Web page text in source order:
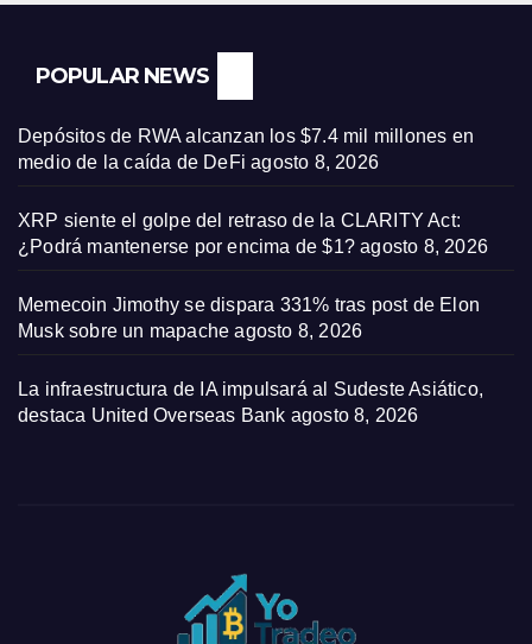
POPULAR NEWS
Depósitos de RWA alcanzan los $7.4 mil millones en
medio de la caída de DeFi agosto 8, 2026
XRP siente el golpe del retraso de la CLARITY Act:
¿Podrá mantenerse por encima de $1? agosto 8, 2026
Memecoin Jimothy se dispara 331% tras post de Elon
Musk sobre un mapache agosto 8, 2026
La infraestructura de IA impulsará al Sudeste Asiático,
destaca United Overseas Bank agosto 8, 2026